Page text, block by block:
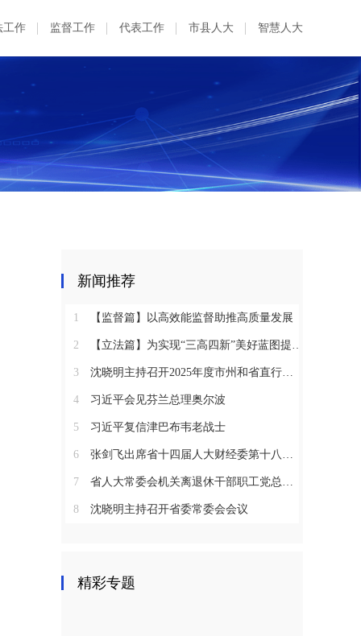
工作 监督工作 代表工作 市县人大 智慧人大
新闻推荐
1 【监督篇】以高效能监督助推高质量发展
2 【立法篇】为实现“三高四新”美好蓝图提供坚实法治保障
3 沈晓明主持召开2025年度市州和省直行业系统党（工）委书记抓基层党建工作述职评议会议
4 习近平会见芬兰总理奥尔波
5 习近平复信津巴布韦老战士
6 张剑飞出席省十四届人大财经委第十八次全体会议
7 省人大常委会机关离退休干部职工党总支召开2025年度总结表彰大会
8 沈晓明主持召开省委常委会会议
精彩专题